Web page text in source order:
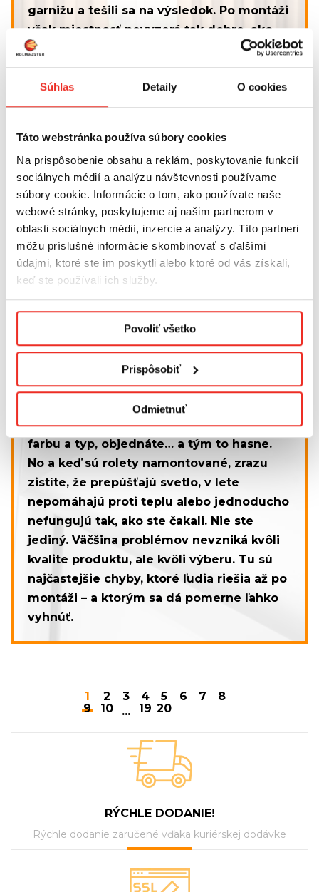
Súhlas Detaily O cookies
Táto webstránka používa súbory cookies
Na prispôsobenie obsahu a reklám, poskytovanie funkcií
sociálnych médií a analýzu návštevnosti používame
súbory cookie. Informácie o tom, ako používate naše
webové stránky, poskytujeme aj našim partnerom v
oblasti sociálnych médií, inzercie a analýzy. Títo partneri
môžu príslušné informácie skombinovať s ďalšími
údajmi, ktoré ste im poskytli alebo ktoré od vás získali,
keď ste používali ich služby.
Podmienky ochrany osobných údajov.
Povoliť všetko
Prispôsobiť
Odmietnuť
garnižu a tešili sa na výsledok. Po montáži
však miestnosť nevyzerá tak dobre, ako
ste si predstavovali. Závesy pôsobia
zvláštne, okno akoby bolo menšie a
celkový dojem nie je ideálny. Vo väčšine
prípadov za to nemôžu závesy ani garniža.
niekoľko centimetrov navyše alebo menej
a výsledok môže vyzerať úplne inak. Práve
preto sa oplatí vedieť, ako vysoko
namontovať garnižu, aká dlhá má byť a na
čo si dať pozor ešte pred vŕtaním.
Najčastejšie chyby pri výbere
roliet (ktoré zistíte až po
montáži)
30.04.2026
Vybrať rolety sa na prvý pohľad zdá
jednoduché. Pozriete pár fotiek, vyberiete
farbu a typ, objednáte… a tým to hasne.
No a keď sú rolety namontované, zrazu
zistíte, že prepúšťajú svetlo, v lete
nepomáhajú proti teplu alebo jednoducho
nefungujú tak, ako ste čakali. Nie ste
jediný. Väčšina problémov nevzniká kvôli
kvalite produktu, ale kvôli výberu. Tu sú
najčastejšie chyby, ktoré ľudia riešia až po
montáži – a ktorým sa dá pomerne ľahko
vyhnúť.
1 2 3 4 5 6 7
8
9
10 ... 19 20
RÝCHLE DODANIE!
Rýchle dodanie zaručené vďaka kuriérskej dodávke